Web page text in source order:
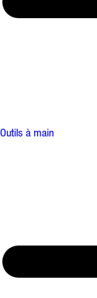
Outils à main